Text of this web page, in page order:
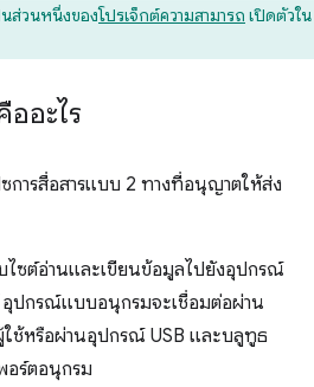
นส่วนหนึ่งของโปรเจ็กต์ความสามารถ เปิดตัวใน
อะไร
การสื่อสารแบบ 2 ทางที่อนุญาตให้ส่ง
ไซต์อ่านและเขียนข้อมูลไปยังอุปกรณ์
อุปกรณ์แบบอนุกรมจะเชื่อมต่อผ่าน
ช้หรือผ่านอุปกรณ์ USB และบลูทูธ
อร์ตอนุกรม